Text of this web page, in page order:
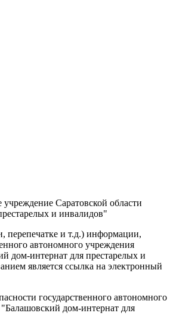
учреждение Саратовской области
и инвалидов"
перепечатке и т.д.) информации,
автономного учреждения
дом-интернат для престарелых и
является ссылка на электронный
государственного автономного
дом-интернат для